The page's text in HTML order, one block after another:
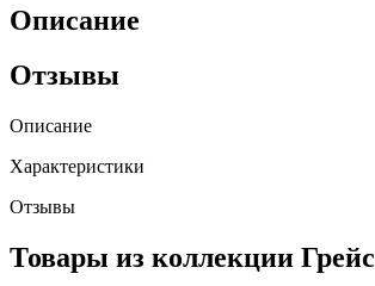
Описание
Отзывы
Описание
Характеристики
Отзывы
Товары из коллекции Грейс